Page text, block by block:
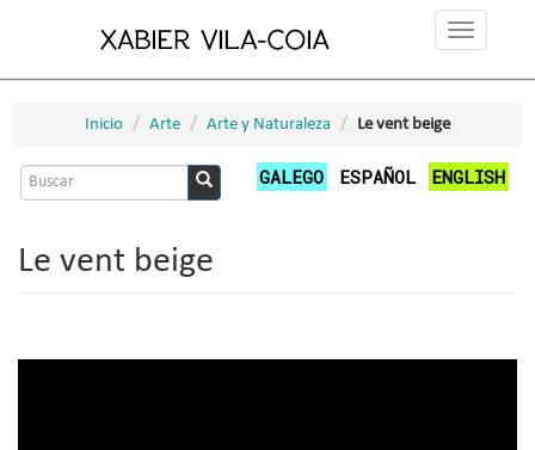
Toggle
Inicio Arte Arte y Naturaleza Le vent beige
Formulario
búsqueda
GALEGO ESPAÑOL ENGLISH
Le vent beige